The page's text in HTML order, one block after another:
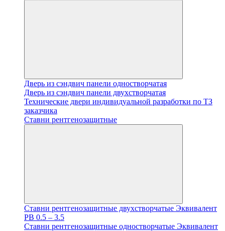
Дверь из сэндвич панели одностворчатая
Дверь из сэндвич панели двухстворчатая
Технические двери индивидуальной разработки по ТЗ
заказчика
Ставни рентгенозащитные
Ставни рентгенозащитные двухстворчатые Эквивалент
PB 0.5 – 3.5
Ставни рентгенозащитные одностворчатые Эквивалент